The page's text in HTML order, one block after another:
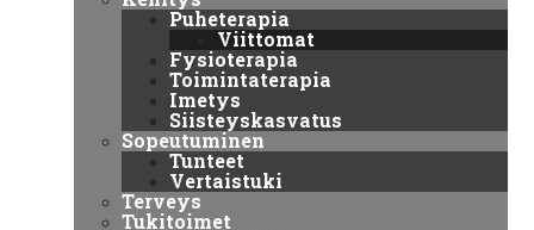
Puheterapia
Viittomat
Fysioterapia
Toimintaterapia
Imetys
Siisteyskasvatus
Sopeutuminen
Tunteet
Vertaistuki
Terveys
Tukitoimet